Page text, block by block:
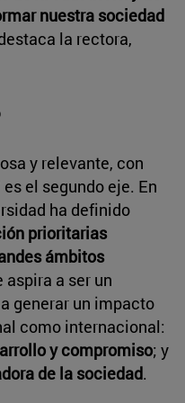
nuestra sociedad
la rectora,
y relevante, con
el segundo eje. En
ha definido
prioritarias
ámbitos
aspira a ser un
generar un impacto
como internacional:
y compromiso; y
de la sociedad.